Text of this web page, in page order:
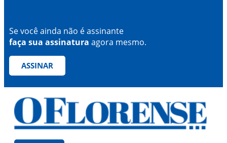
Se você ainda não é assinante
faça sua assinatura agora mesmo.
ASSINAR